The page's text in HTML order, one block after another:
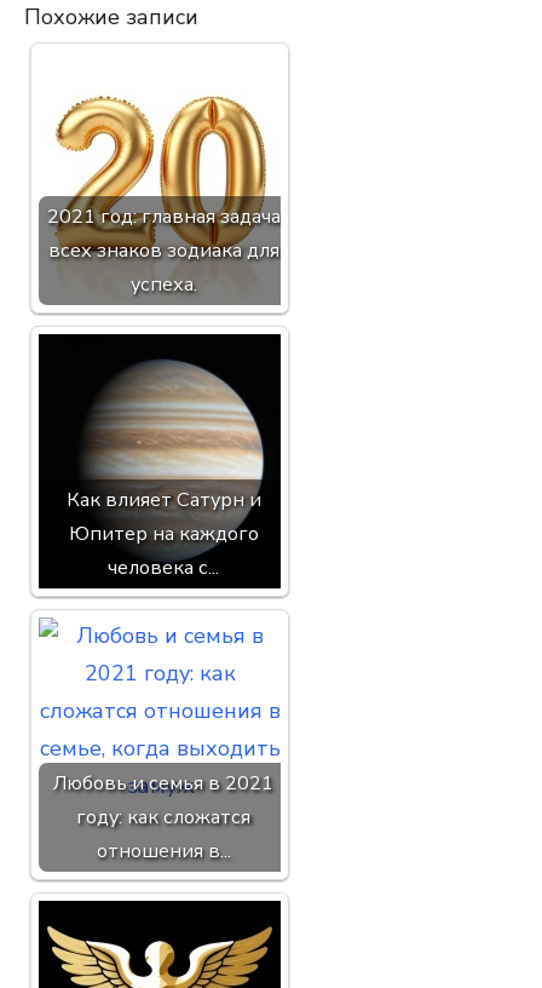
Похожие записи
2021 год: главная задача
всех знаков зодиака для
успеха.
Как влияет Сатурн и
Юпитер на каждого
человека с...
Любовь и семья в 2021
году: как сложатся
отношения в...